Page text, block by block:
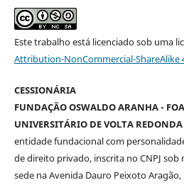
Este trabalho está licenciado sob uma
Attribution-NonCommercial-ShareAlike
CESSIONÁRIA
FUNDAÇÃO OSWALDO ARANHA - FOA
UNIVERSITÁRIO DE VOLTA
entidade fundacional com
de direito privado, inscrita no CNPJ sob
sede na Avenida Dauro Peixoto Aragão,